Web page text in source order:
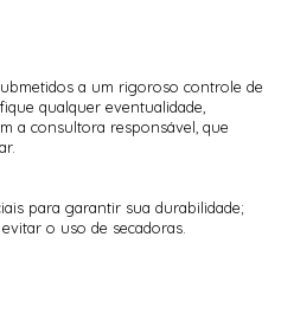
a um rigoroso controle de
qualquer eventualidade,
a consultora responsável, que
para garantir sua durabilidade;
o uso de secadoras.